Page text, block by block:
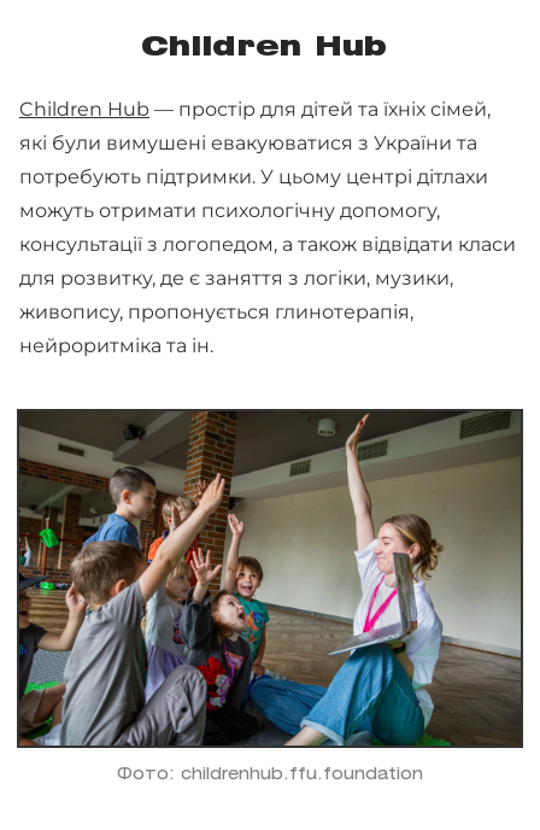
Сhildren Hub
Children Hub — простір для дітей та їхніх сімей,
які були вимушені евакуюватися з України та
потребують підтримки. У цьому центрі дітлахи
можуть отримати психологічну допомогу,
консультації з логопедом, а також відвідати класи
для розвитку, де є заняття з логіки, музики,
живопису, пропонується глинотерапія,
нейроритміка та ін.
Фото: childrenhub.ffu.foundation